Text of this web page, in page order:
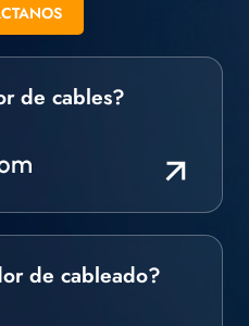
de cables?
de cableado?